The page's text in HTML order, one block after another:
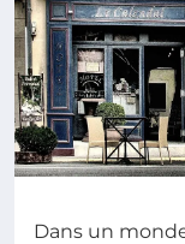
Dans un